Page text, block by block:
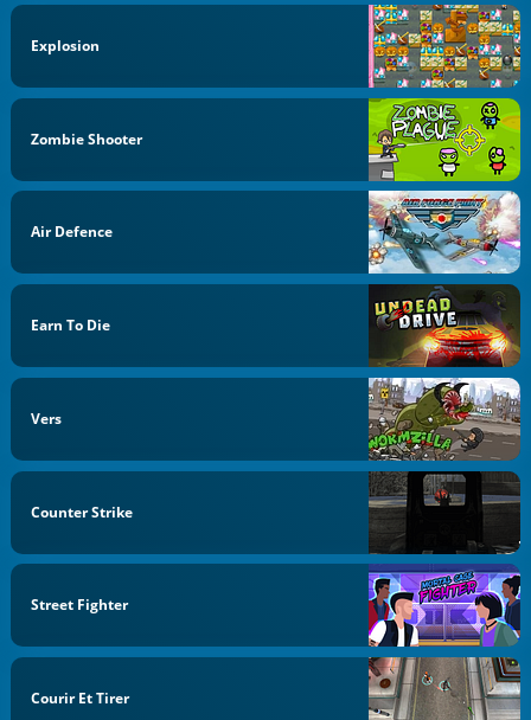
Explosion
Zombie Shooter
Air Defence
Earn To Die
Vers
Counter Strike
Street Fighter
Courir Et Tirer